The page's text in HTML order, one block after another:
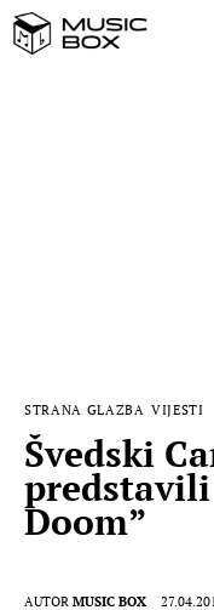
MUSIC BOX
STRANA GLAZBA VIJESTI
Švedski
Doom”
AUTOR MUSIC BOX